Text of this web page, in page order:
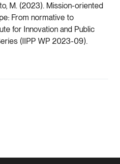
M. (2023). Mission-oriented
From normative to
for Innovation and Public
(IIPP WP 2023-09).